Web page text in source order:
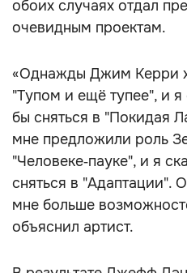
обоих случаях отдал
очевидным проектам.
«Однажды Джим Керри
"Тупом и ещё тупее", и я
бы сняться в "Покидая
мне предложили роль
"Человеке‑пауке", и я
сняться в "Адаптации".
мне больше
объяснил артист.